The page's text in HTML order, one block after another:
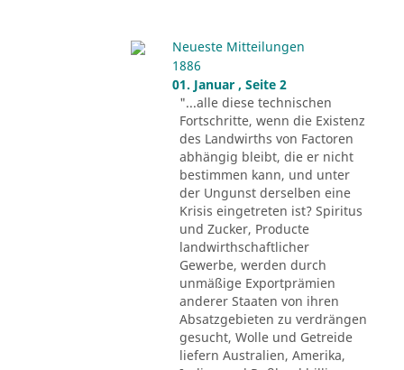
Neueste Mitteilungen
1886
01. Januar , Seite 2
"...alle diese technischen
Fortschritte, wenn die Existenz
des Landwirths von Factoren
abhängig bleibt, die er nicht
bestimmen kann, und unter
der Ungunst derselben eine
Krisis eingetreten ist? Spiritus
und Zucker, Producte
landwirthschaftlicher
Gewerbe, werden durch
unmäßige Exportprämien
anderer Staaten von ihren
Absatzgebieten zu verdrängen
gesucht, Wolle und Getreide
liefern Australien, Amerika,